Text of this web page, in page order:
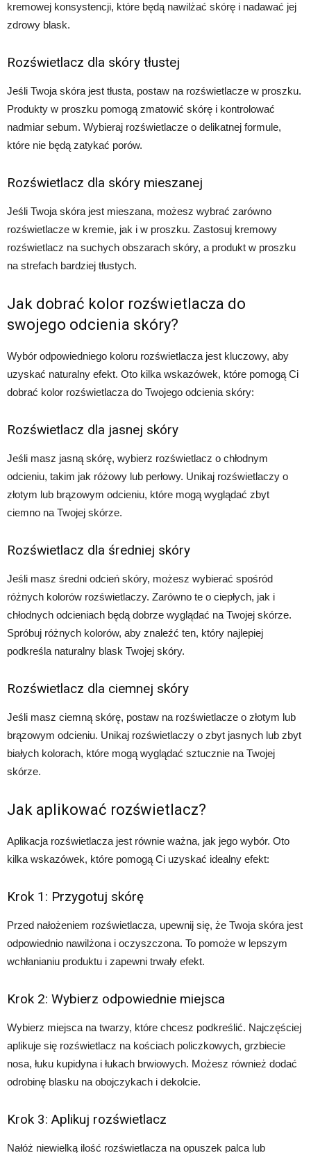
kremowej konsystencji, które będą nawilżać skórę i nadawać jej
zdrowy blask.
Rozświetlacz dla skóry tłustej
Jeśli Twoja skóra jest tłusta, postaw na rozświetlacze w proszku.
Produkty w proszku pomogą zmatowić skórę i kontrolować
nadmiar sebum. Wybieraj rozświetlacze o delikatnej formule,
które nie będą zatykać porów.
Rozświetlacz dla skóry mieszanej
Jeśli Twoja skóra jest mieszana, możesz wybrać zarówno
rozświetlacze w kremie, jak i w proszku. Zastosuj kremowy
rozświetlacz na suchych obszarach skóry, a produkt w proszku
na strefach bardziej tłustych.
Jak dobrać kolor rozświetlacza do
swojego odcienia skóry?
Wybór odpowiedniego koloru rozświetlacza jest kluczowy, aby
uzyskać naturalny efekt. Oto kilka wskazówek, które pomogą Ci
dobrać kolor rozświetlacza do Twojego odcienia skóry:
Rozświetlacz dla jasnej skóry
Jeśli masz jasną skórę, wybierz rozświetlacz o chłodnym
odcieniu, takim jak różowy lub perłowy. Unikaj rozświetlaczy o
złotym lub brązowym odcieniu, które mogą wyglądać zbyt
ciemno na Twojej skórze.
Rozświetlacz dla średniej skóry
Jeśli masz średni odcień skóry, możesz wybierać spośród
różnych kolorów rozświetlaczy. Zarówno te o ciepłych, jak i
chłodnych odcieniach będą dobrze wyglądać na Twojej skórze.
Spróbuj różnych kolorów, aby znaleźć ten, który najlepiej
podkreśla naturalny blask Twojej skóry.
Rozświetlacz dla ciemnej skóry
Jeśli masz ciemną skórę, postaw na rozświetlacze o złotym lub
brązowym odcieniu. Unikaj rozświetlaczy o zbyt jasnych lub zbyt
białych kolorach, które mogą wyglądać sztucznie na Twojej
skórze.
Jak aplikować rozświetlacz?
Aplikacja rozświetlacza jest równie ważna, jak jego wybór. Oto
kilka wskazówek, które pomogą Ci uzyskać idealny efekt:
Krok 1: Przygotuj skórę
Przed nałożeniem rozświetlacza, upewnij się, że Twoja skóra jest
odpowiednio nawilżona i oczyszczona. To pomoże w lepszym
wchłanianiu produktu i zapewni trwały efekt.
Krok 2: Wybierz odpowiednie miejsca
Wybierz miejsca na twarzy, które chcesz podkreślić. Najczęściej
aplikuje się rozświetlacz na kościach policzkowych, grzbiecie
nosa, łuku kupidyna i łukach brwiowych. Możesz również dodać
odrobinę blasku na obojczykach i dekolcie.
Krok 3: Aplikuj rozświetlacz
Nałóż niewielką ilość rozświetlacza na opuszek palca lub